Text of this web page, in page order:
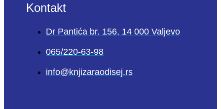
Kontakt
Dr Pantića br. 156, 14 000 Valjevo
065/220-63-98
info@knjizaraodisej.rs